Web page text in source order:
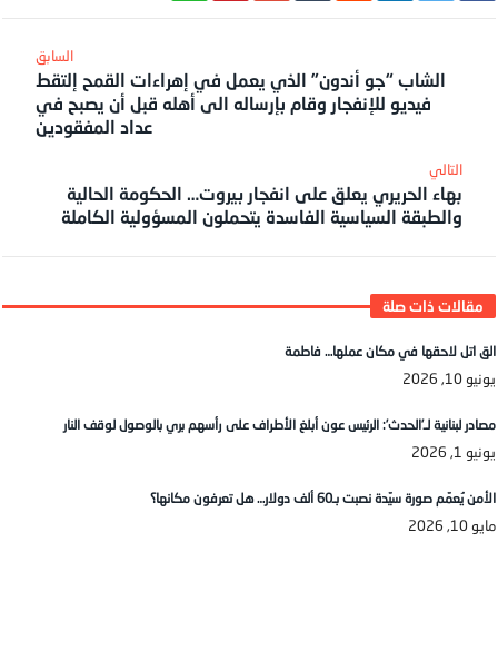
الشاب “جو أندون” الذي يعمل في إهراءات القمح إلتقط
فيديو للإنفجار وقام بإرساله الى أهله قبل أن يصبح في
عداد المفقودين
‎التالي
بهاء الحريري يعلق على انفجار بيروت… الحكومة الحالية
والطبقة السياسية الفاسدة يتحملون المسؤولية الكاملة
الق اتل لاحقها في مكان عملها… فاطمة
يونيو 10, 2026
مصادر لبنانية لـ’الحدث’: الرئيس عون أبلغ الأطراف على رأسهم بري بالوصول لوقف النار
يونيو 1, 2026
الأمن يُعمّم صورة سيّدة نصبت بـ60 ألف دولار… هل تعرفون مكانها؟
مايو 10, 2026